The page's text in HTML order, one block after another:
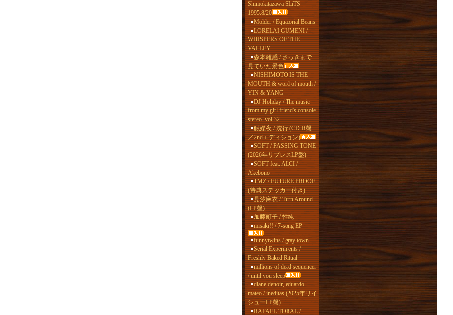
Shimokitazawa SLiTS
1995.8/20
Molder / Equatorial Beans
LORELAI GUMENI /
WHISPERS OF THE
VALLEY
森本雑感 / さっきまで
見ていた景色
NISHIMOTO IS THE
MOUTH & word of mouth /
YIN & YANG
DJ Holiday / The music
from my girl friend's console
stereo. vol.32
触媒夜 / 沈行 (CD-R盤
／2ndエディション)
SOFT / PASSING TONE
(2026年リプレスLP盤)
SOFT feat. ALCI /
Akebono
TMZ / FUTURE PROOF
(特典ステッカー付き)
見汐麻衣 / Turn Around
(LP盤)
加藤町子 / 性純
misaki!! / 7-song EP
funnytwins / gray town
Serial Experiments /
Freshly Baked Ritual
millions of dead sequencer
/ until you sleep
diane denoir, eduardo
mateo / ineditas (2025年リイ
シューLP盤)
RAFAEL TORAL /